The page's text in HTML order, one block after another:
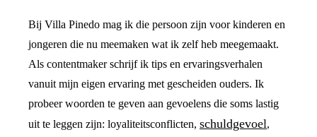
Bij Villa Pinedo mag ik die persoon zijn voor kinderen en
jongeren die nu meemaken wat ik zelf heb meegemaakt.
Als contentmaker schrijf ik tips en ervaringsverhalen
vanuit mijn eigen ervaring met gescheiden ouders. Ik
probeer woorden te geven aan gevoelens die soms lastig
uit te leggen zijn: loyaliteitsconflicten, schuldgevoel,